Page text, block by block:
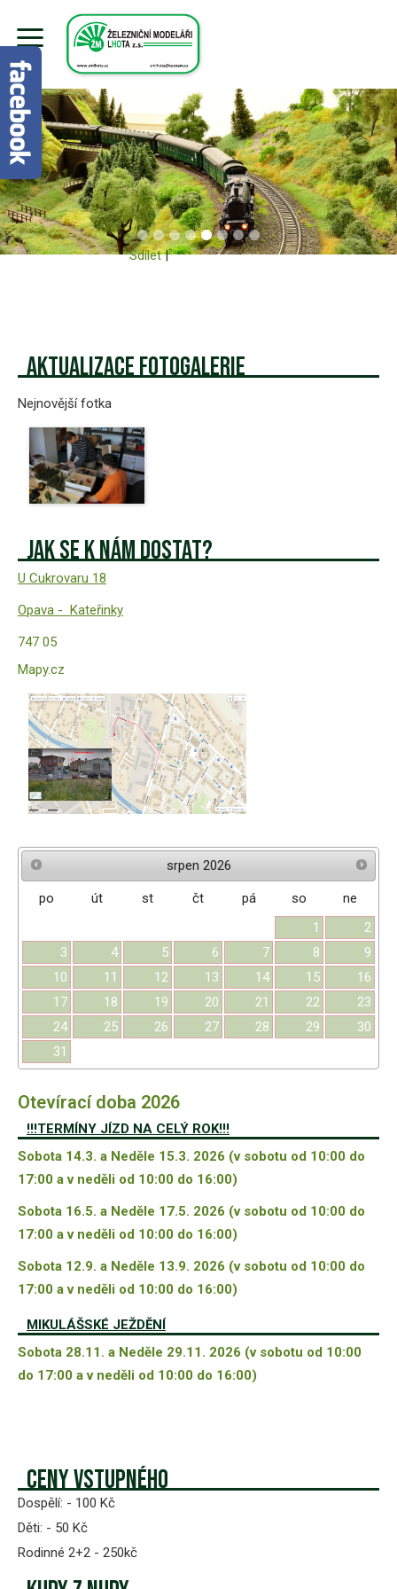
Sdílet |
Aktualizace fotogalerie
Nejnovější fotka
Jak se k nám dostat?
U Cukrovaru 18
Opava - Kateřinky
747 05
Mapy.cz
srpen 2026
po út st čt pá so
ne
1
2
3
4 5 6 7 8
9
10
11 12 13 14 15
16
17
18 19 20 21 22
23
24
25 26 27 28 29
30
31
Otevírací doba 2026
!!!TERMÍNY JÍZD NA CELÝ ROK!!!
Sobota 14.3. a Neděle 15.3. 2026 (v sobotu od 10:00 do
17:00 a v neděli od 10:00 do 16:00)
Sobota 16.5. a Neděle 17.5. 2026 (v sobotu od 10:00 do
17:00 a v neděli od 10:00 do 16:00)
Sobota 12.9. a Neděle 13.9. 2026 (v sobotu od 10:00 do
17:00 a v neděli od 10:00 do 16:00)
MIKULÁŠSKÉ JEŽDĚNÍ
Sobota 28.11. a Neděle 29.11. 2026 (v sobotu od 10:00
do 17:00 a v neděli od 10:00 do 16:00)
Ceny vstupného
Dospělí: - 100 Kč
Děti: - 50 Kč
Rodinné 2+2 - 250kč